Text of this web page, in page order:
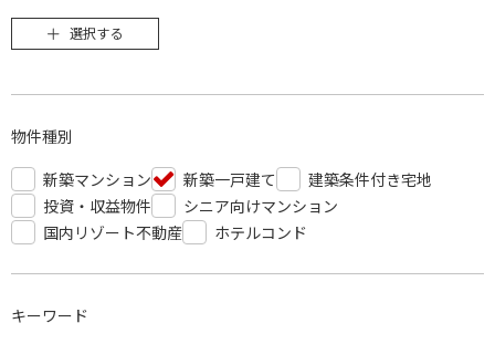
選択する
物件種別
新築マンション
新築一戸建て
建築条件付き宅地
投資・収益物件
シニア向けマンション
国内リゾート不動産
ホテルコンド
キーワード